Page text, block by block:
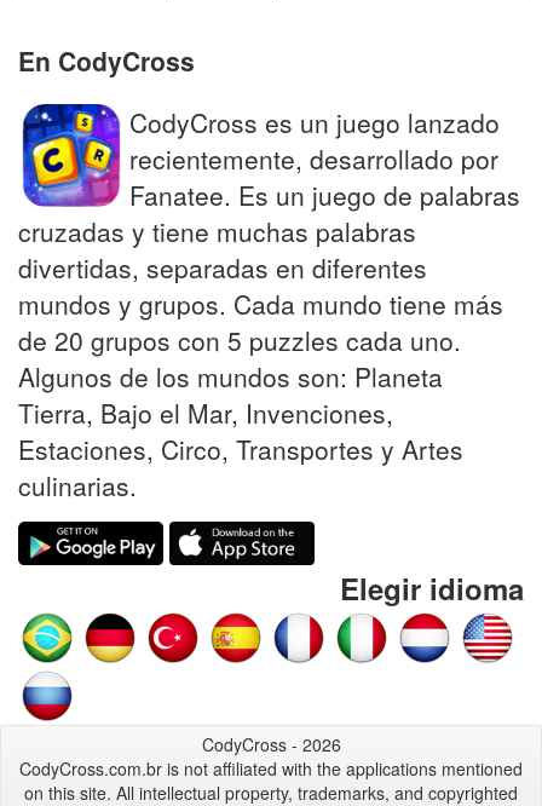
En CodyCross
CodyCross es un juego lanzado
recientemente, desarrollado por
Fanatee. Es un juego de palabras
cruzadas y tiene muchas palabras
divertidas, separadas en diferentes
mundos y grupos. Cada mundo tiene más
de 20 grupos con 5 puzzles cada uno.
Algunos de los mundos son: Planeta
Tierra, Bajo el Mar, Invenciones,
Estaciones, Circo, Transportes y Artes
culinarias.
Elegir idioma
CodyCross - 2026
CodyCross.com.br is not affiliated with the applications mentioned
on this site. All intellectual property, trademarks, and copyrighted